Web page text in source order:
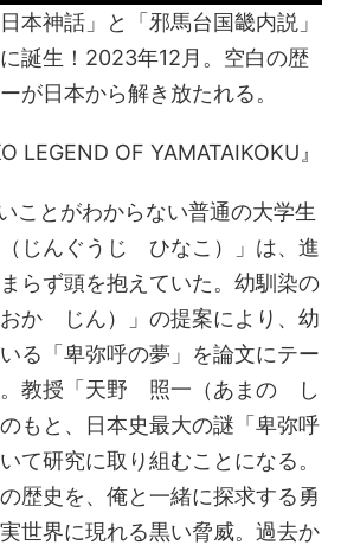
本神話」と「邪馬台国畿内説」
誕生！2023年12月。空白の歴
が日本から解き放たれる。
LEGEND OF YAMATAIKOKU』
ことがわからない普通の大学生
じんぐうじ ひなこ）」は、進
らず頭を抱えていた。幼馴染の
か じん）」の提案により、幼
る「卑弥呼の夢」を論文にテー
。教授「天野 照一（あまの し
もと、日本史最大の謎「卑弥呼
て研究に取り組むことになる。
歴史を、俺と一緒に探求する勇
世界に現れる黒い脅威。過去か